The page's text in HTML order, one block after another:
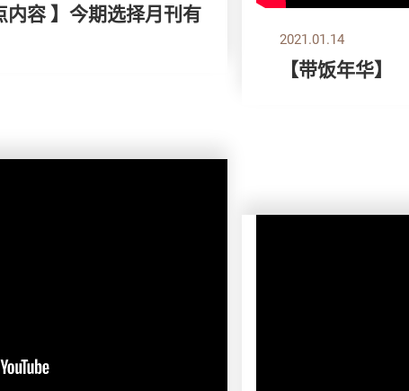
内容 】今期选择月刊有
2021.01.14
【带饭年华】